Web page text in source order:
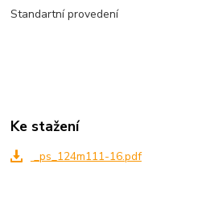
Standartní provedení
Ke stažení
_ps_124m111-16.pdf